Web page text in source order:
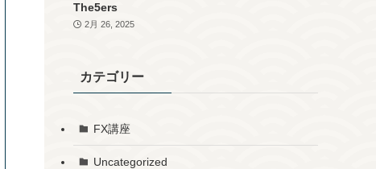
The5ers
2月 26, 2025
カテゴリー
FX講座
Uncategorized